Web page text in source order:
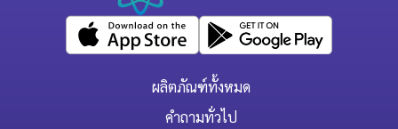
ผลิตภัณฑ์ทั้งหมด
คำถามทั่วไป